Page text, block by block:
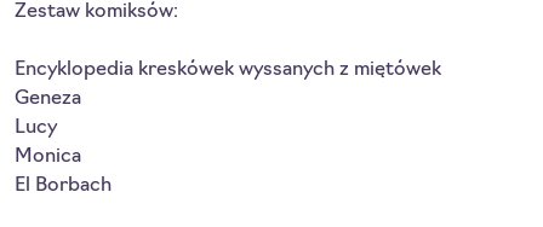
Zestaw komiksów:
Encyklopedia kreskówek wyssanych z miętówek
Geneza
Lucy
Monica
El Borbach